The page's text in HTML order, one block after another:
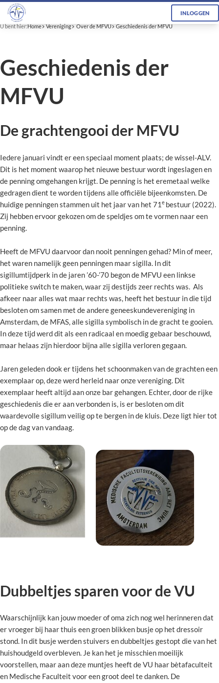
INLOGGEN
U bent hier:Home Vereniging Over de MFVU Geschiedenis der MFVU
Geschiedenis der
MFVU
De grachtengooi der MFVU
Iedere januari vindt er een speciaal moment plaats; de wissel-ALV.
Dit is het moment waarop het nieuwe bestuur wordt ingeslagen en
de penning omgehangen krijgt. De penning is het eremetaal welke
gedragen dient te worden tijdens alle officiële bijeenkomsten. De
huidige penningen stammen uit het jaar van het 71 e bestuur (2022).
Zij hebben ervoor gekozen om de speldjes om te vormen naar een
penning.
Heeft de MFVU daarvoor dan nooit penningen gehad? Min of meer,
het waren namelijk geen penningen maar sigilla. In dit
sigillumtijdperk in de jaren ’60-’70 begon de MFVU een linkse
politieke switch te maken, waar zij destijds zeer rechts was. Als
afkeer naar alles wat maar rechts was, heeft het bestuur in die tijd
besloten om samen met de andere geneeskundevereniging in
Amsterdam, de MFAS, alle sigilla symbolisch in de gracht te gooien.
In deze tijd werd dit als een radicaal en moedig gebaar beschouwd,
maar helaas zijn hierdoor bijna alle sigilla verloren gegaan.
Jaren geleden dook er tijdens het schoonmaken van de grachten een
exemplaar op, deze werd herleid naar onze vereniging. Dit
exemplaar heeft altijd aan onze bar gehangen. Echter, door de rijke
geschiedenis die er aan verbonden is, is er besloten om dit
waardevolle sigillum veilig op te bergen in de kluis. Deze ligt hier tot
op de dag van vandaag.
Dubbeltjes sparen voor de VU
Waarschijnlijk kan jouw moeder of oma zich nog wel herinneren dat
er vroeger bij haar thuis een groen blikken busje op het dressoir
stond. In dit busje werden stuivers en dubbeltjes gestopt die van het
huishoudgeld overbleven. Je kan het je misschien moeilijk
voorstellen, maar aan deze muntjes heeft de VU haar bètafaculteit
en Medische Faculteit voor een groot deel te danken. De